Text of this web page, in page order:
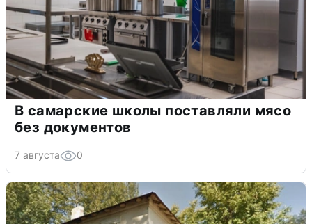
В самарские школы поставляли мясо
без документов
7 августа 0